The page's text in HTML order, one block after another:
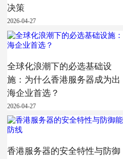
决策
2026-04-27
全球化浪潮下的必选基础设
施：为什么香港服务器成为出
海企业首选？
2026-04-27
香港服务器的安全特性与防御